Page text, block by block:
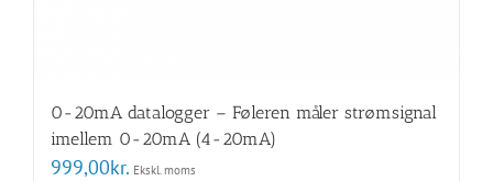
0-20mA datalogger – Føleren måler strømsignal
imellem 0-20mA (4-20mA)
999,00kr. Ekskl. moms